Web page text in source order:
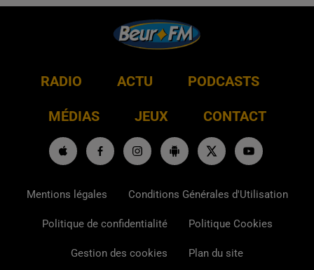
RADIO ACTU PODCASTS
MÉDIAS JEUX CONTACT
Mentions légales Conditions Générales d'Utilisation
Politique de confidentialité Politique Cookies
Gestion des cookies Plan du site